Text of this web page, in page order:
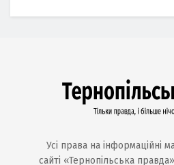
Усі права на інформаційні
сайті «Тернопільська